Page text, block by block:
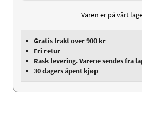
Varen er på vårt
Gratis frakt over 900 kr
Fri retur
Rask levering. Varene sendes fra
30 dagers åpent kjøp